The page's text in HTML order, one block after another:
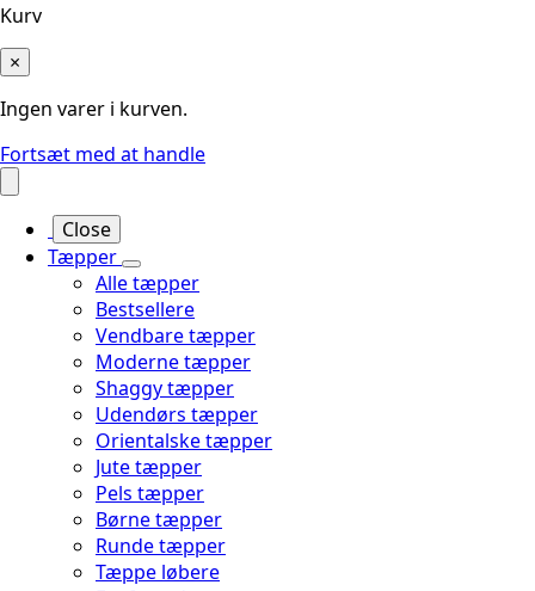
Kurv
×
Ingen varer i kurven.
Fortsæt med at handle
Close
Tæpper
Alle tæpper
Bestsellere
Vendbare tæpper
Moderne tæpper
Shaggy tæpper
Udendørs tæpper
Orientalske tæpper
Jute tæpper
Pels tæpper
Børne tæpper
Runde tæpper
Tæppe løbere